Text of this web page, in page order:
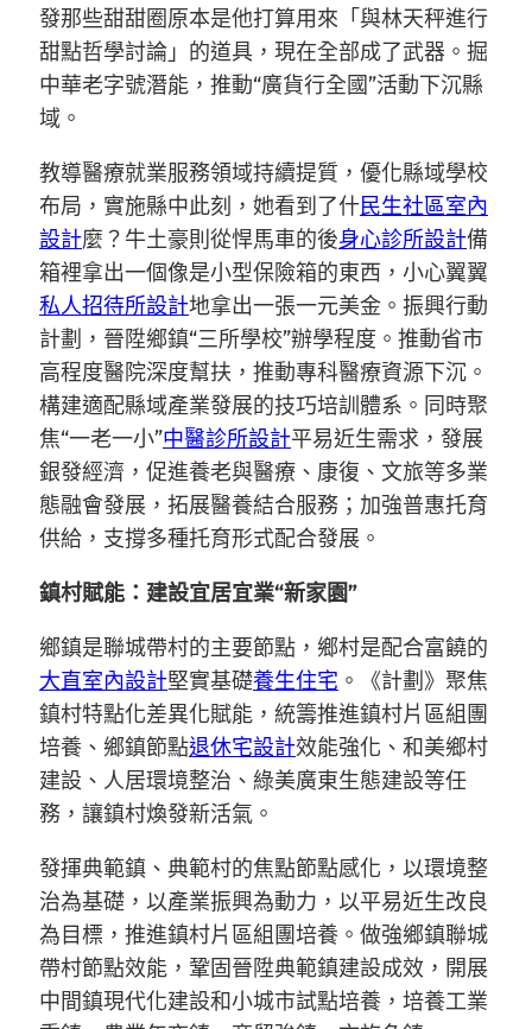
發那些甜甜圈原本是他打算用來「與林天秤進行
甜點哲學討論」的道具，現在全部成了武器。掘
中華老字號潛能，推動“廣貨行全國”活動下沉縣
域。
教導醫療就業服務領域持續提質，優化縣域學校
布局，實施縣中此刻，她看到了什民生社區室內
設計麼？牛土豪則從悍馬車的後身心診所設計備
箱裡拿出一個像是小型保險箱的東西，小心翼翼
私人招待所設計地拿出一張一元美金。振興行動
計劃，晉陞鄉鎮“三所學校”辦學程度。推動省市
高程度醫院深度幫扶，推動專科醫療資源下沉。
構建適配縣域產業發展的技巧培訓體系。同時聚
焦“一老一小”中醫診所設計平易近生需求，發展
銀發經濟，促進養老與醫療、康復、文旅等多業
態融會發展，拓展醫養結合服務；加強普惠托育
供給，支撐多種托育形式配合發展。
鎮村賦能：建設宜居宜業“新家園”
鄉鎮是聯城帶村的主要節點，鄉村是配合富饒的
大直室內設計堅實基礎養生住宅 。《計劃》聚焦
鎮村特點化差異化賦能，統籌推進鎮村片區組團
培養、鄉鎮節點退休宅設計效能強化、和美鄉村
建設、人居環境整治、綠美廣東生態建設等任
務，讓鎮村煥發新活氣。
發揮典範鎮、典範村的焦點節點感化，以環境整
治為基礎，以產業振興為動力，以平易近生改良
為目標，推進鎮村片區組團培養。做強鄉鎮聯城
帶村節點效能，鞏固晉陞典範鎮建設成效，開展
中間鎮現代化建設和小城市試點培養，培養工業